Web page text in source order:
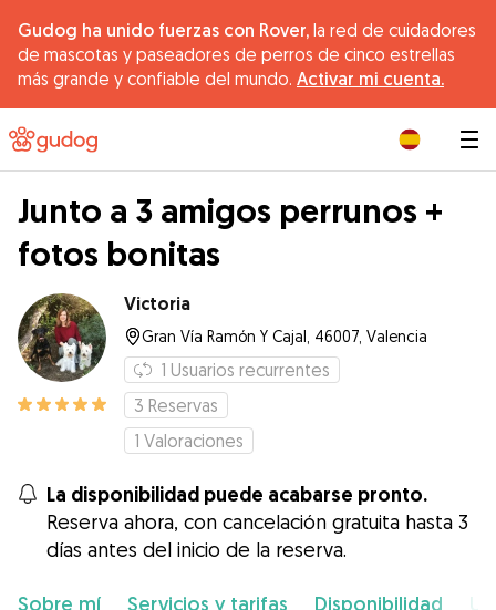
Gudog ha unido fuerzas con Rover, la red de cuidadores
de mascotas y paseadores de perros de cinco estrellas
más grande y confiable del mundo. Activar mi cuenta.
Junto a 3 amigos perrunos +
fotos bonitas
Victoria
Gran Vía Ramón Y Cajal, 46007, Valencia
1 Usuarios recurrentes
3 Reservas
1 Valoraciones
La disponibilidad puede acabarse pronto.
Reserva ahora, con cancelación gratuita hasta 3
días antes del inicio de la reserva.
Sobre mí Servicios y tarifas Disponibilidad